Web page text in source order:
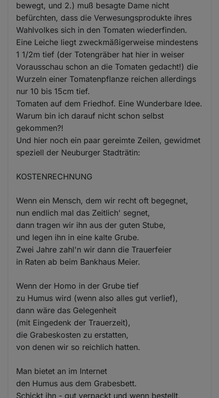
bewegt, und 2.) muß besagte Dame nicht
befürchten, dass die Verwesungsprodukte ihres
Wahlvolkes sich in den Tomaten wiederfinden.
Eine Leiche liegt zweckmäßigerweise mindestens
1 1/2m tief (der Totengräber hat hier in weiser
Vorausschau schon an die Tomaten gedacht!) die
Wurzeln einer Tomatenpflanze reichen allerdings
nur 10 bis 15cm tief.
Tomaten auf dem Friedhof. Eine Wunderbare Idee.
Warum bin ich darauf nicht schon selbst
gekommen?!
Und hier noch ein paar gereimte Zeilen, gewidmet
speziell der Neuburger Stadträtin:
KOSTENRECHNUNG
Wenn ein Mensch, dem wir recht oft begegnet,
nun endlich mal das Zeitlich' segnet,
dann tragen wir ihn aus der guten Stube,
und legen ihn in eine kalte Grube.
Zwei Jahre zahl'n wir dann die Trauerfeier
in Raten ab beim Bankhaus Meier.
Wenn der Homo in der Grube tief
zu Humus wird (wenn also alles gut verlief),
dann wäre das Gelegenheit
(mit Eingedenk der Trauerzeit),
die Grabeskosten zu erstatten,
von denen wir so reichlich hatten.
Man bietet an im Internet
den Humus aus dem Grabesbett.
Schickt ihn - gut verpackt und wenn bestellt,